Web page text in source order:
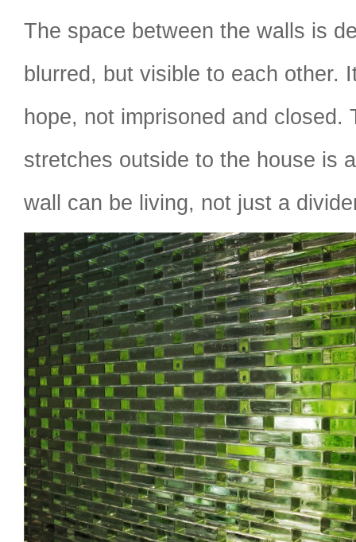
The space between the walls is
blurred, but visible to each other.
hope, not imprisoned and closed.
stretches outside to the house is
wall can be living, not just a